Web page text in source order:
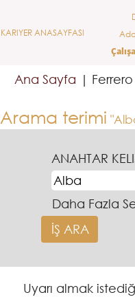
KARIYER ANASAYFASI
Ana Sayfa |
Arama terimi
ANAHTAR
Daha Fazla
Uyarı almak